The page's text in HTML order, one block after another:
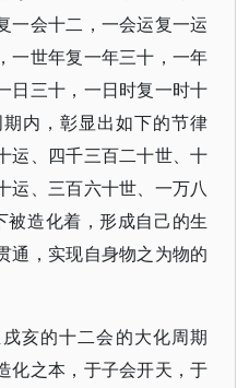
一会十二，一会运复一运
一世年复一年三十，一年
日三十，一日时复一时十
内，彰显出如下的节律
运、四千三百二十世、十
运、三百六十世、一万八
造化着，形成自己的生
通，实现自身物之为物的
亥的十二会的大化周期
化之本，于子会开天，于